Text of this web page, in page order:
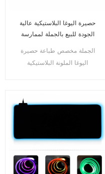
حصيرة اليوغا البلاستيكية عالية
الجودة للبيع بالجملة لممارسة
الجملة مخصص طباعة حصيرة
اليوغا الملونة البلاستيكية